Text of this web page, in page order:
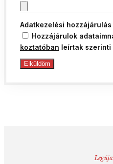
Adatkezelési hozzájárulás
Hozzájárulok
koz­ta­tó­ban le­írtak sze­rin­ti
Elküldöm